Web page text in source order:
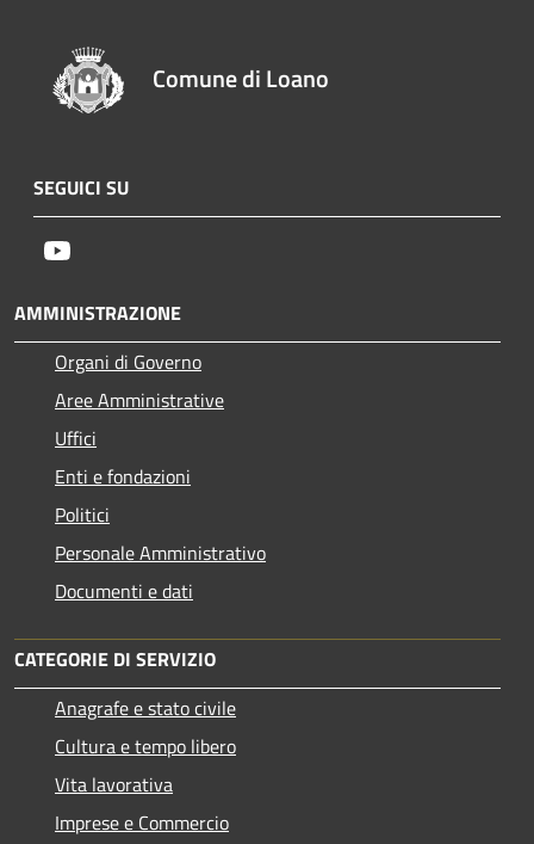
Comune di Loano
SEGUICI SU
AMMINISTRAZIONE
Organi di Governo
Aree Amministrative
Uffici
Enti e fondazioni
Politici
Personale Amministrativo
Documenti e dati
CATEGORIE DI SERVIZIO
Anagrafe e stato civile
Cultura e tempo libero
Vita lavorativa
Imprese e Commercio